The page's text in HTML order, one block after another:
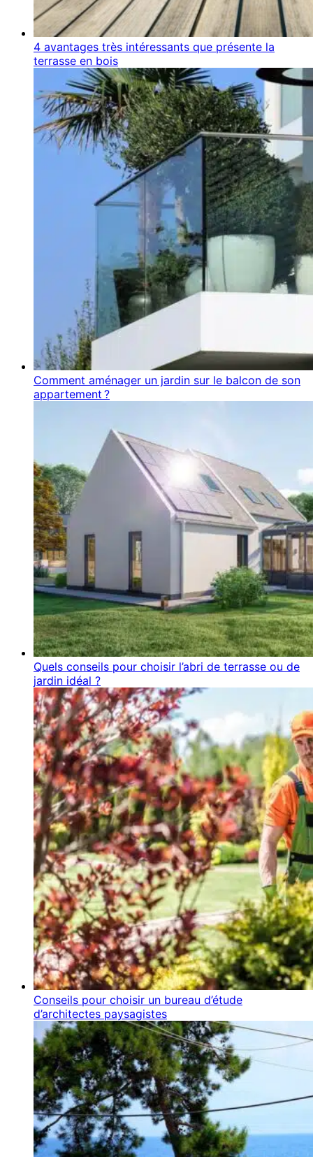
4 avantages très intéressants que présente la
terrasse en bois
Comment aménager un jardin sur le balcon de son
appartement ?
Quels conseils pour choisir l’abri de terrasse ou de
jardin idéal ?
Conseils pour choisir un bureau d’étude
d’architectes paysagistes